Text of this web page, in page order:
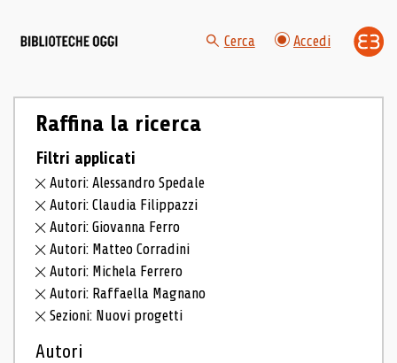
Cerca Accedi
Raffina la ricerca
Filtri applicati
Autori: Alessandro Spedale
Autori: Claudia Filippazzi
Autori: Giovanna Ferro
Autori: Matteo Corradini
Autori: Michela Ferrero
Autori: Raffaella Magnano
Sezioni: Nuovi progetti
Autori